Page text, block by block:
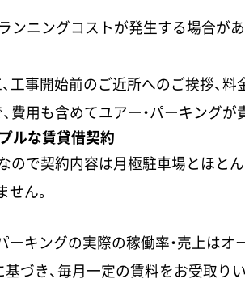
ンニングコストが発生する場合が
工事開始前のご近所へのご挨拶、料
費用も含めてユアー・パーキング
ルな賃貸借契約
ので契約内容は月極駐車場とほと
ん。
キングの実際の稼働率・売上はオ
づき、毎月一定の賃料をお受取り